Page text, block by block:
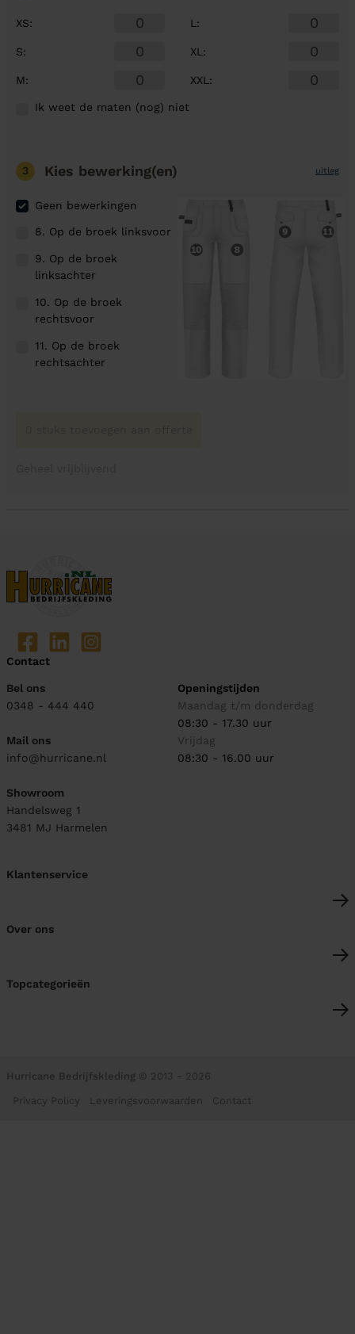
XS:
S:
M:
L :
XL :
XXL :
Ik weet de maten (nog) niet
3 Kies bewerking(en) uitleg
Geen bewerkingen
8. Op de broek linksvoor
9. Op de broek
linksachter
10. Op de broek
rechtsvoor
11. Op de broek
rechtsachter
Contact
Bel ons
0348 - 444 440
Mail ons
info@hurricane.nl
Showroom
Handelsweg 1
3481 MJ Harmelen
Openingstijden
Maandag t/m donderdag
08:30 - 17.30 uur
Vrijdag
08:30 - 16.00 uur
Klantenservice
Over ons
Topcategorieën
Hurricane Bedrijfskleding © 2013 - 2026
Privacy Policy Leveringsvoorwaarden Contact